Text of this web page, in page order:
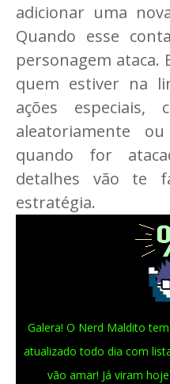
adicionar uma
Quando esse
personagem ataca.
quem estiver na
ações especiais,
aleatoriamente
quando for
detalhes vão te
estratégia.
Galera! O Nerd Maldito
atualizado todo dia com
vão amar! Já viram